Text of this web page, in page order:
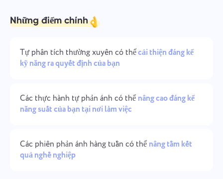
Những điểm chính
Tự phân tích thường xuyên có thểcải thiện đáng kể
kỹ năng ra quyết định của bạn
Các thực hành tự phản ánh có thể nâng cao đáng kể
năng suất của bạn tại nơi làm việc
Các phiên phản ánh hàng tuần có thể nâng tầm kết
quả nghề nghiệp